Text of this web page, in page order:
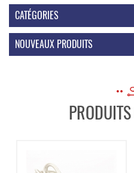
CATÉGORIES
NOUVEAUX PRODUITS